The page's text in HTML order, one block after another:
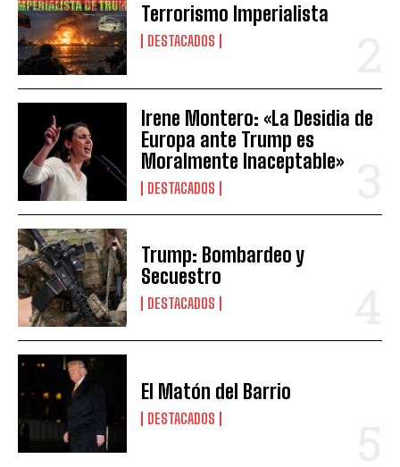
Terrorismo Imperialista
DESTACADOS
Irene Montero: «La Desidia de
Europa ante Trump es
Moralmente Inaceptable»
DESTACADOS
Trump: Bombardeo y
Secuestro
DESTACADOS
El Matón del Barrio
DESTACADOS